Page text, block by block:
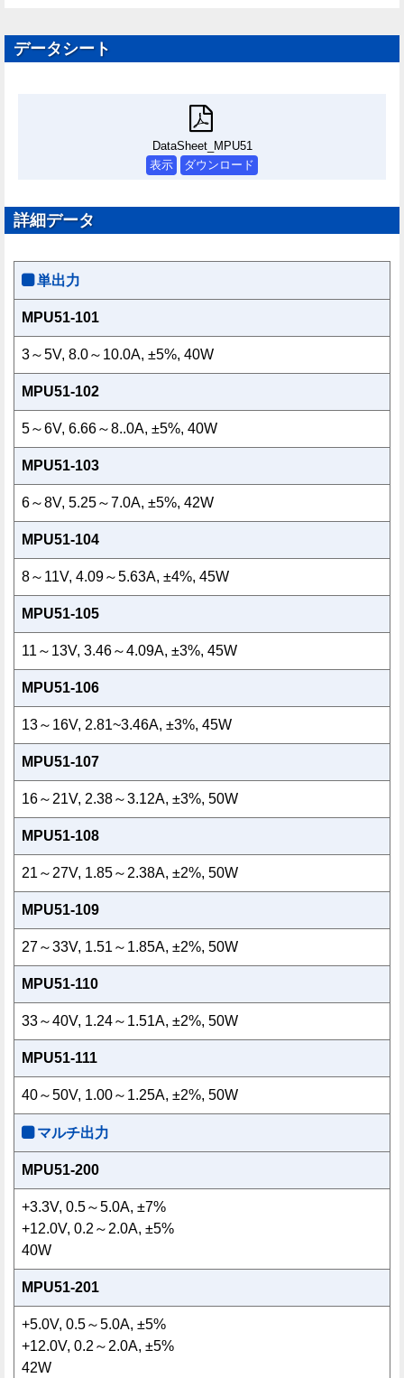
データシート
DataSheet_MPU51
表示
ダウンロード
詳細データ
単出力
MPU51-101
3～5V, 8.0～10.0A, ±5%, 40W
MPU51-102
5～6V, 6.66～8..0A, ±5%, 40W
MPU51-103
6～8V, 5.25～7.0A, ±5%, 42W
MPU51-104
8～11V, 4.09～5.63A, ±4%, 45W
MPU51-105
11～13V, 3.46～4.09A, ±3%, 45W
MPU51-106
13～16V, 2.81~3.46A, ±3%, 45W
MPU51-107
16～21V, 2.38～3.12A, ±3%, 50W
MPU51-108
21～27V, 1.85～2.38A, ±2%, 50W
MPU51-109
27～33V, 1.51～1.85A, ±2%, 50W
MPU51-110
33～40V, 1.24～1.51A, ±2%, 50W
MPU51-111
40～50V, 1.00～1.25A, ±2%, 50W
マルチ出力
MPU51-200
+3.3V, 0.5～5.0A, ±7%
+12.0V, 0.2～2.0A, ±5%
40W
MPU51-201
+5.0V, 0.5～5.0A, ±5%
+12.0V, 0.2～2.0A, ±5%
42W